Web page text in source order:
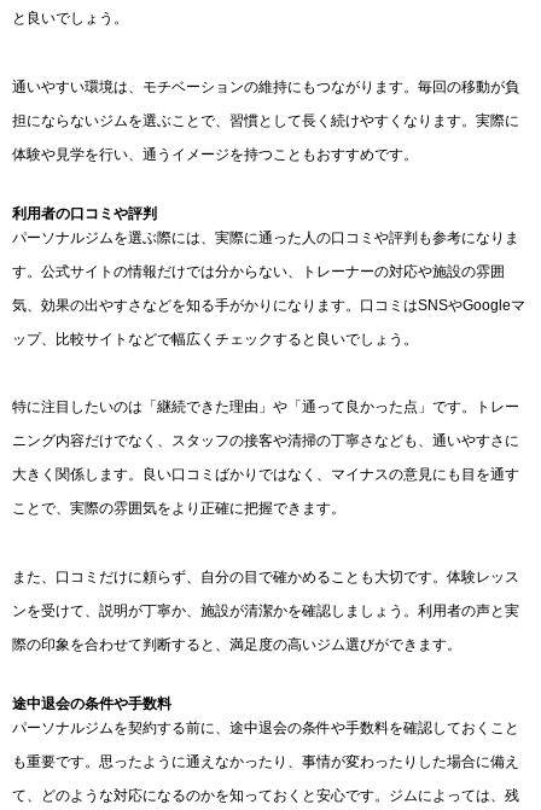
と良いでしょう。
通いやすい環境は、モチベーションの維持にもつながります。毎回の移動が負
担にならないジムを選ぶことで、習慣として長く続けやすくなります。実際に
体験や見学を行い、通うイメージを持つこともおすすめです。
利用者の口コミや評判
パーソナルジムを選ぶ際には、実際に通った人の口コミや評判も参考になりま
す。公式サイトの情報だけでは分からない、トレーナーの対応や施設の雰囲
気、効果の出やすさなどを知る手がかりになります。口コミはSNSやGoogleマ
ップ、比較サイトなどで幅広くチェックすると良いでしょう。
特に注目したいのは「継続できた理由」や「通って良かった点」です。トレー
ニング内容だけでなく、スタッフの接客や清掃の丁寧さなども、通いやすさに
大きく関係します。良い口コミばかりではなく、マイナスの意見にも目を通す
ことで、実際の雰囲気をより正確に把握できます。
また、口コミだけに頼らず、自分の目で確かめることも大切です。体験レッス
ンを受けて、説明が丁寧か、施設が清潔かを確認しましょう。利用者の声と実
際の印象を合わせて判断すると、満足度の高いジム選びができます。
途中退会の条件や手数料
パーソナルジムを契約する前に、途中退会の条件や手数料を確認しておくこと
も重要です。思ったように通えなかったり、事情が変わったりした場合に備え
て、どのような対応になるのかを知っておくと安心です。ジムによっては、残